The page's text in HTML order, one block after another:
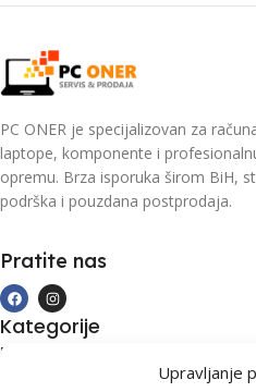
Upravljanje
PC ONER je specijalizovan za
laptope, komponente i
opremu. Brza isporuka širom BiH,
podrška i pouzdana postprodaja.
Pratite nas
Kategorije
Kupovina i podrška